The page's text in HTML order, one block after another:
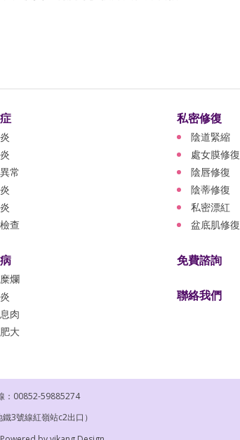
常
查
爛
肉
大
私密修復
陰道緊縮
處女膜修復
陰唇修復
陰蒂修復
私密漂紅
盆底肌修復
免費諮詢
聯絡我們
：00852-59885274
3號線紅嶺站c2出口）